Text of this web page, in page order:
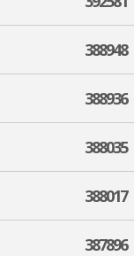
388948
388936
388035
388017
387896